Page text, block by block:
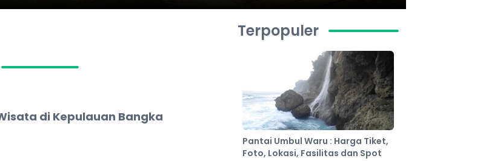
di Kepulauan Bangka
Terpopuler
Pantai Umbul Waru : Harga Tiket,
Foto, Lokasi, Fasilitas dan Spot